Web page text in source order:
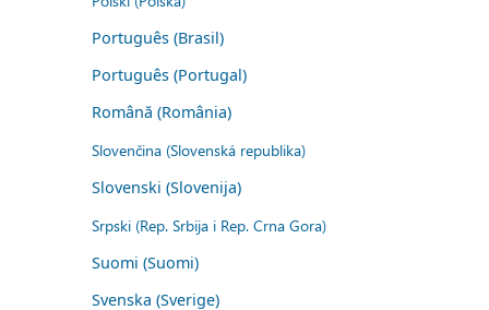
Português (Brasil)
Português (Portugal)
Română (România)
Slovenčina (Slovenská republika)
Slovenski (Slovenija)
Srpski (Rep. Srbija i Rep. Crna Gora)
Suomi (Suomi)
Svenska (Sverige)